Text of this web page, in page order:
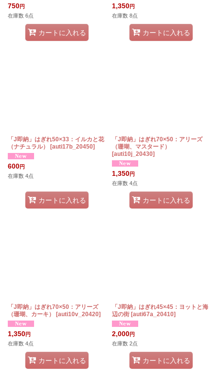
750円
在庫数 6点
カートに入れる
1,350円
在庫数 8点
カートに入れる
「J即納」はぎれ50×33：イルカと花
（ナチュラル）
[auti17b_20450]
600円
在庫数 4点
カートに入れる
「J即納」はぎれ70×50：アリーズ
（珊瑚、マスタード）
[auti10j_20430]
1,350円
在庫数 4点
カートに入れる
「J即納」はぎれ70×50：アリーズ
（珊瑚、カーキ）
[auti10v_20420]
1,350円
在庫数 4点
カートに入れる
「J即納」はぎれ45×45：ヨットと海
辺の街 [auti67a_20410]
2,000円
在庫数 2点
カートに入れる